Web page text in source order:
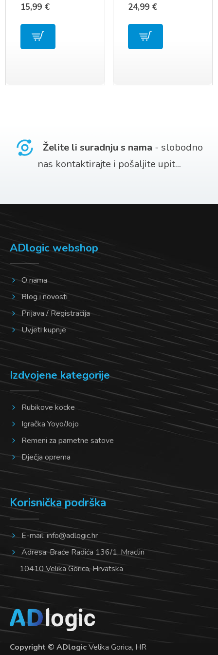
15,99 €
4×4
24,99 €
Želite li suradnju s nama - slobodno
nas kontaktirajte i pošaljite upit...
ADlogic webshop
O nama
Blog i novosti
Prijava / Registracija
Uvjeti kupnje
Izdvojene kategorije
Rubikove kocke
Igračka Yoyo/Jojo
Remeni za pametne satove
Dječja oprema
Korisnička podrška
E-mail:info@adlogic.hr
Adresa: Braće Radića 136/1, Mraclin
10410 Velika Gorica, Hrvatska
Copyright © ADlogicVelika Gorica, HR